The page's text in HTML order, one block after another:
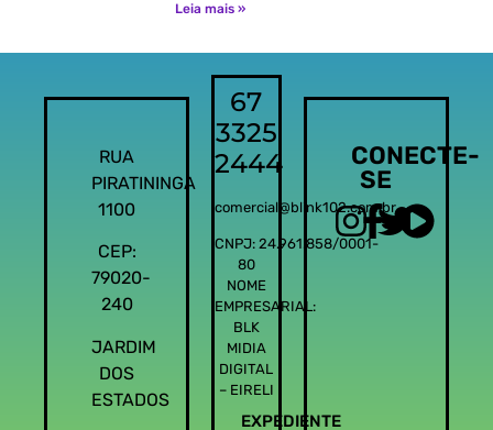
Leia mais »
RUA
PIRATININGA
1100
CEP:
79020-
240
JARDIM
DOS
ESTADOS
67
3325
2444
comercial@blink102.com.br
CNPJ: 24.961.858/0001-
80
NOME
EMPRESARIAL:
BLK
MIDIA
DIGITAL
– EIRELI
EXPEDIENTE
CONECTE-
SE